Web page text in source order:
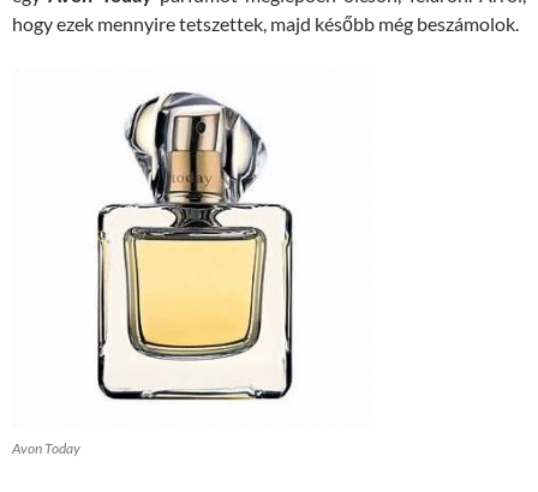
hogy ezek mennyire tetszettek, majd később még beszámolok.
Avon Today